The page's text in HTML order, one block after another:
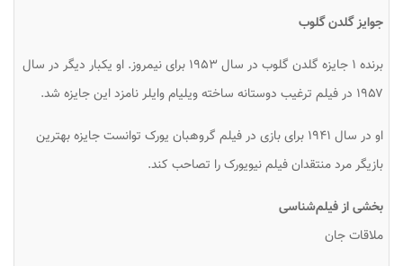
جوایز گلدن گلوب
برنده ۱ جایزه گلدن گلوب در سال ۱۹۵۳ برای نیمروز. او یکبار دیگر در سال
۱۹۵۷ در فیلم ترغیب دوستانه ساخته ویلیام وایلر نامزد این جایزه شد.
او در سال ۱۹۴۱ برای بازی در فیلم گروهبان یورک توانست جایزه بهترین
بازیگر مرد منتقدان فیلم نیویورک را تصاحب کند.
بخشی از فیلم‌شناسی
ملاقات جان